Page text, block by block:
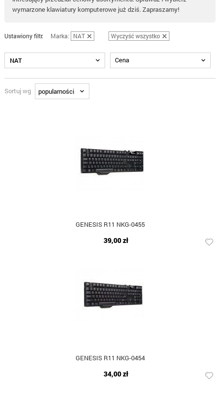
wymarzone klawiatury komputerowe już dziś. Zapraszamy!
Ustawiony filtr: Marka: NAT Wyczyść wszystko
NAT Cena
Sortuj wg
GENESIS R11 NKG-0455
39,00 zł
GENESIS R11 NKG-0454
34,00 zł